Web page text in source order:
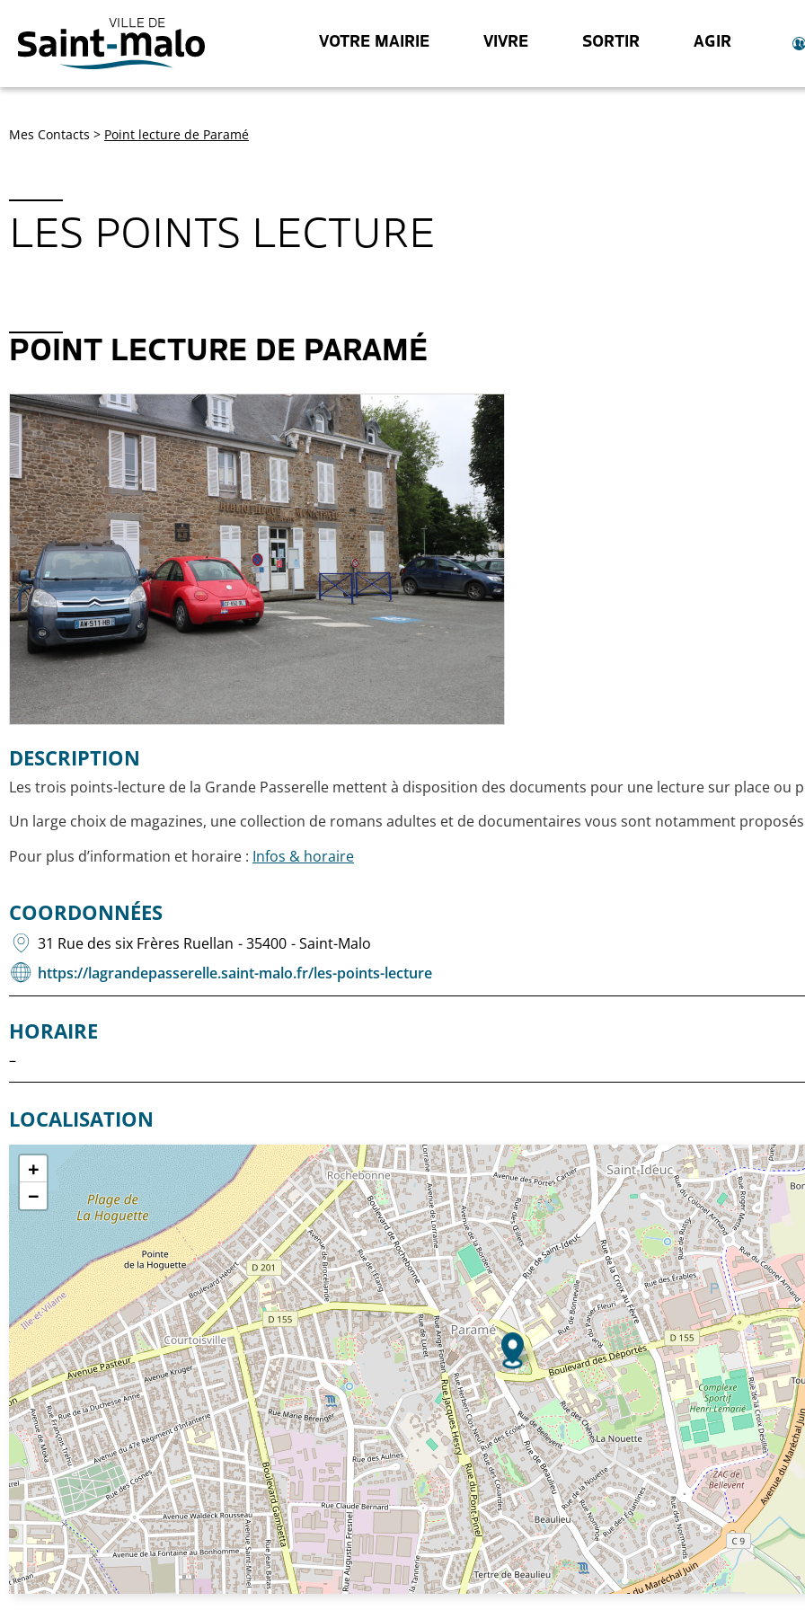
VOTRE MAIRIE VIVRE SORTIR AGIR
Mes Contacts > Point lecture de Paramé
LES POINTS LECTURE
POINT LECTURE DE PARAMÉ
DESCRIPTION
Les trois points-lecture de la Grande Passerelle mettent à disposition des documents pour une lecture sur place ou
Un large choix de magazines, une collection de romans adultes et de documentaires vous sont notamment
Pour plus d’information et horaire : Infos & horaire
COORDONNÉES
31 Rue des six Frères Ruellan - 35400 - Saint-Malo
https://lagrandepasserelle.saint-malo.fr/les-points-lecture
HORAIRE
–
LOCALISATION
+
−